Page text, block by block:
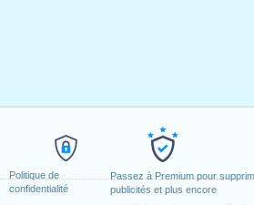
Politique de
confidentialité
Passez à Premium pour
publicités et plus encore